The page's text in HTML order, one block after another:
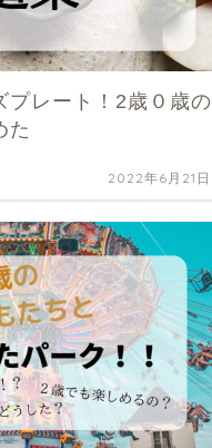
プレート！2歳０歳の
た
2022年6月21日